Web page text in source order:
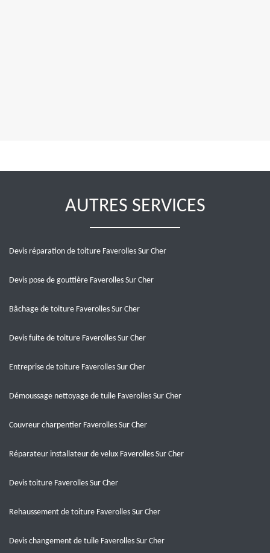
AUTRES SERVICES
Devis réparation de toiture Faverolles Sur Cher
Devis pose de gouttière Faverolles Sur Cher
Bâchage de toiture Faverolles Sur Cher
Devis fuite de toiture Faverolles Sur Cher
Entreprise de toiture Faverolles Sur Cher
Démoussage nettoyage de tuile Faverolles Sur Cher
Couvreur charpentier Faverolles Sur Cher
Réparateur installateur de velux Faverolles Sur Cher
Devis toiture Faverolles Sur Cher
Rehaussement de toiture Faverolles Sur Cher
Devis changement de tuile Faverolles Sur Cher